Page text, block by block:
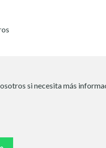
si necesita más